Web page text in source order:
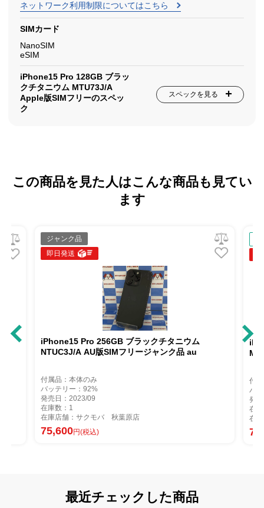
ネットワーク利用制限についてはこちら
SIMカード
NanoSIM
eSIM
iPhone15 Pro 128GB ブラッ
クチタニウム MTU73J/A
Apple版SIMフリーのスペッ
ク
スペックを見る
この商品を見た人はこんな商品も見てい
ます
ジャンク品
即日発送
iPhone15 Pro 256GB ブラックチタニウム
NTUC3J/A AU版SIMフリージャンク品 au
付属品：本体のみ
バッテリー：92%
発売日：2023/09
在庫数：1
在庫店舗：サクモバ 秋葉原店
75,600円(税込)
付
バ
発
在
在
最近チェックした商品